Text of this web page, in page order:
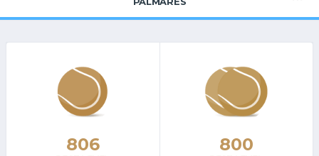
806 800